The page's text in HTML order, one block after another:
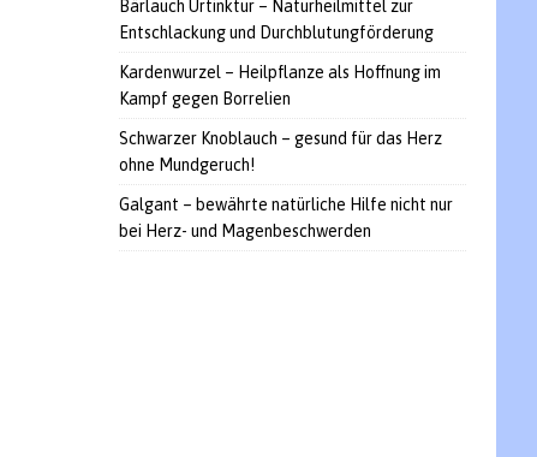
Bärlauch Urtinktur – Naturheilmittel zur
Entschlackung und Durchblutungförderung
Kardenwurzel – Heilpflanze als Hoffnung im
Kampf gegen Borrelien
Schwarzer Knoblauch – gesund für das Herz
ohne Mundgeruch!
Galgant – bewährte natürliche Hilfe nicht nur
bei Herz- und Magenbeschwerden